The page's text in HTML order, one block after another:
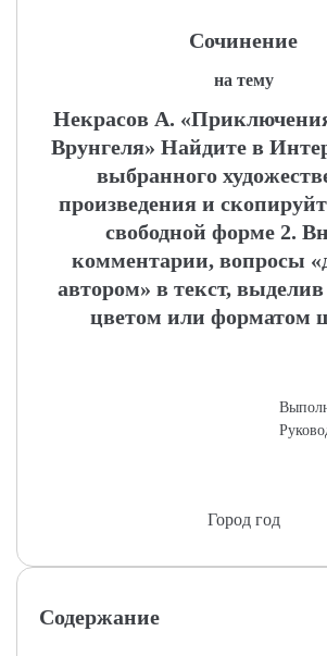
Сочинение
на тему
Некрасов А.
Врунгеля» Найдите в
выбранного
произведения и
свободной форме 2.
комментарии, вопросы
автором» в текст,
цветом или форматом
Город год
Содержание